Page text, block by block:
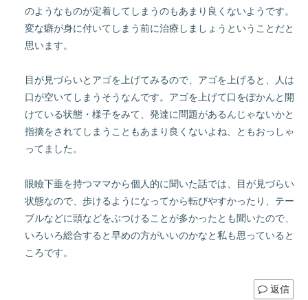
のようなものが定着してしまうのもあまり良くないようです。
変な癖が身に付いてしまう前に治療しましょうということだと
思います。
目が見づらいとアゴを上げてみるので、アゴを上げると、人は
口が空いてしまうそうなんです。アゴを上げて口をぽかんと開
けている状態・様子をみて、発達に問題があるんじゃないかと
指摘をされてしまうこともあまり良くないよね、ともおっしゃ
ってました。
眼瞼下垂を持つママから個人的に聞いた話では、目が見づらい
状態なので、歩けるようになってから転びやすかったり、テー
ブルなどに頭などをぶつけることが多かったとも聞いたので、
いろいろ総合すると早めの方がいいのかなと私も思っていると
ころです。
返信